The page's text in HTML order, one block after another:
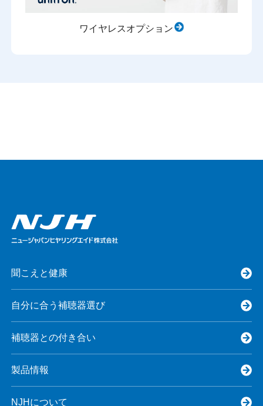
ワイヤレスオプション
聞こえと健康
自分に合う補聴器選び
補聴器との付き合い
製品情報
NJHについて